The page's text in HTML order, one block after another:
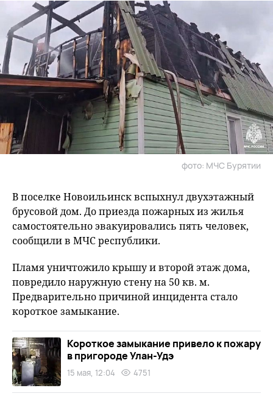
фото: МЧС Бурятии
В поселке Новоильинск вспыхнул двухэтажный
брусовой дом. До приезда пожарных из жилья
самостоятельно эвакуировались пять человек,
сообщили в МЧС республики.
Пламя уничтожило крышу и второй этаж дома,
повредило наружную стену на 50 кв. м.
Предварительно причиной инцидента стало
короткое замыкание.
Короткое замыкание привело к пожару
в пригороде Улан-Удэ
15 мая, 12:04 4751